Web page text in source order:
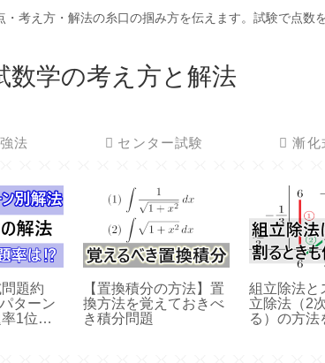
考え方・解法の糸口の掴み方を伝えます。試験で点数
数学の考え方と解法
法 センター試験 漸化
題約
ターン
1位は
【置換積分の方法】置
換方法を覚えておきべ
き積分問題
組立除法と
立除法（2
る）の方法